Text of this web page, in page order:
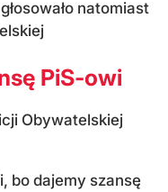
natomiast
PiS-owi
Obywatelskiej
bo dajemy szansę